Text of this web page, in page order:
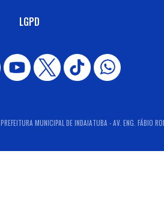
LGPD
PREFEITURA MUNICIPAL DE INDAIATUBA - AV. ENG. FÁBIO